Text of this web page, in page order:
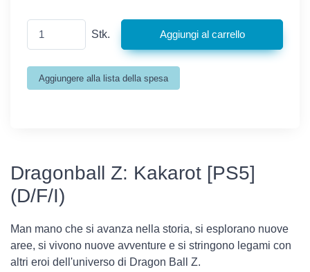
Stk.
Dragonball Z: Kakarot [PS5]
(D/F/I)
Man mano che si avanza nella storia, si esplorano nuove
aree, si vivono nuove avventure e si stringono legami con
altri eroi dell'universo di Dragon Ball Z.